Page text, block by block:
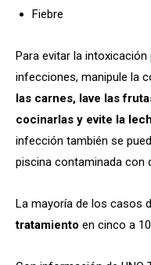
Fiebre
Para evitar la
infecciones, manipule la
las carnes, lave las
cocinarlas y evite la
infección también se
piscina contaminada con
La mayoría de los casos
tratamiento en cinco a